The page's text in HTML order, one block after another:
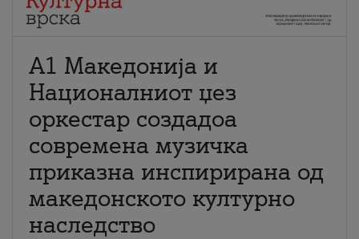
А1 Македонија и
Националниот џез
оркестар создадоа
современа музичка
приказна инспирирана од
македонското културно
наследство